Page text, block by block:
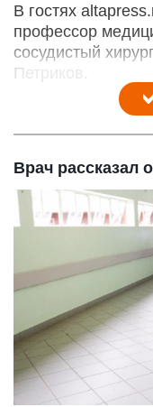
В гостях
профессор
сосудистый
Петриков.
Врач рассказал